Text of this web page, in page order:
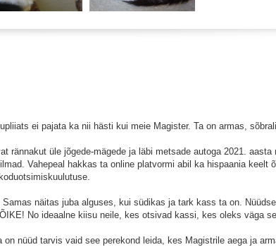
ei pajata ka nii hästi kui meie Magister. Ta on armas,
üle jõgede-mägede ja läbi metsade autoga 2021.
Vahepeal hakkas ta online platvormi abil ka hispaania keelt
näitas juba alguses, kui südikas ja tark kass ta on.
No ideaalne kiisu neile, kes otsivad kassi, kes oleks väga
nüüd tarvis vaid see perekond leida, kes Magistrile aega ja